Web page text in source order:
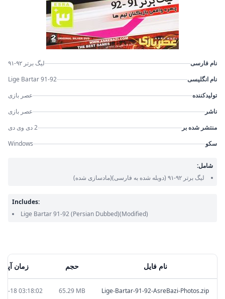
نام فایل حجم زمان
Lige-Bartar-91-92-AsreBazi-Photos.zip
65.29 MB
18 03:18:02
نام فارسی
لیگ برتر ۹۲-۹۱
نام انگلیسی
Lige Bartar 91-92
تولیدکننده
عصر بازی
ناشر
عصر بازی
منتشر شده بر
2 دی وی دی
سکو
Windows
شامل:
لیگ برتر ۹۲-۹۱
(دوبله شده به فارسی)(مادسازی شده)
Includes:
Lige Bartar 91-92(Persian Dubbed)(Modified)